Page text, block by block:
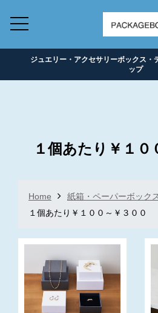
ジュエリー・アクセサリーボックス・
ップ
１個あたり￥１０
Home
紙箱・ペーパーボック
１個あたり￥１００～￥３００